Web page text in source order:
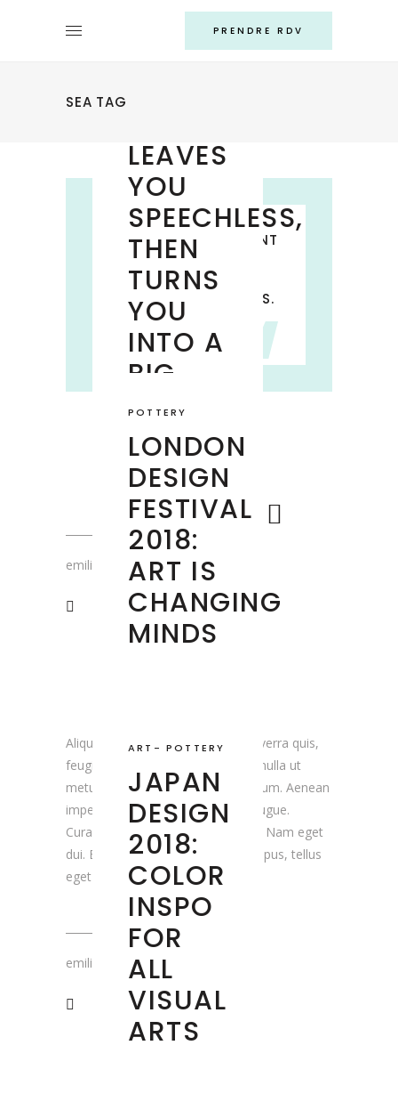
PRENDRE RDV
SEA TAG
“
THE MOST IMPORTANT
THINGS ARE NOT
THINGS, SO WE’LL
DESIGN EXPERIENCES.
William James
LEAVES
YOU
SPEECHLESS,
THEN
TURNS
YOU
INTO A
BIG
DREAMER
emiliedumaure
POTTERY
LONDON
DESIGN
FESTIVAL
2018:
ART IS
CHANGING
MINDS
Aliquam lorem ante, dapibus in, viverra quis,
feugiat a, tellus. Phasellus viverra nulla ut
metus varius laoreet. Quisque rutrum. Aenean
imperdiet. Etiam ultricies nisi vel augue.
Curabitur ullamcorper ultricies nisi. Nam eget
dui. Etiam rhoncus. Maecenas tempus, tellus
eget condimentum
emiliedumaure
ART -POTTERY
JAPAN
DESIGN
2018:
COLOR
INSPO
FOR
ALL
VISUAL
ARTS